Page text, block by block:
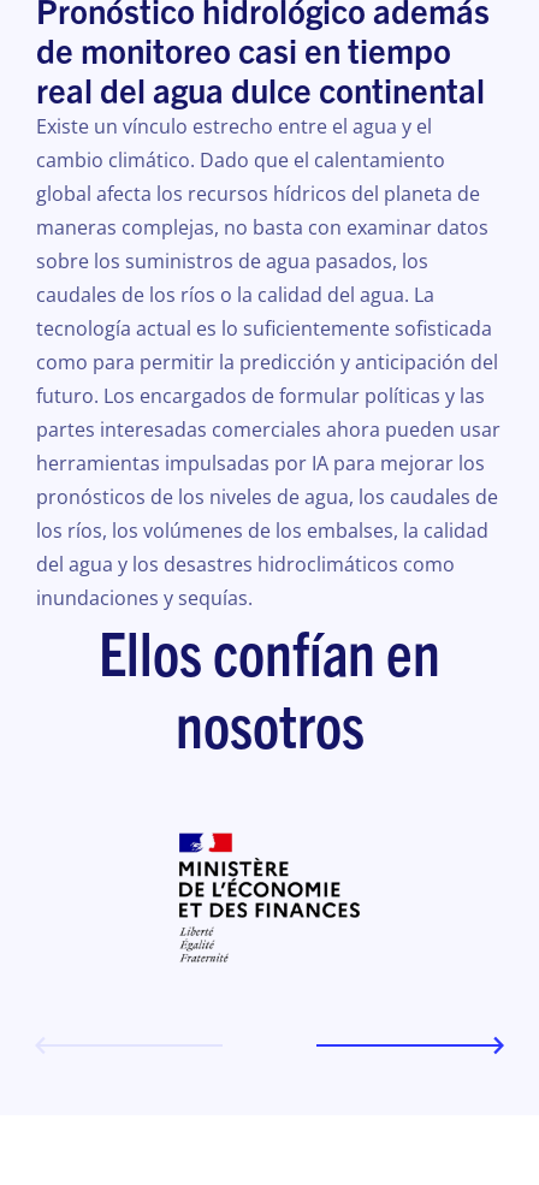
Pronóstico hidrológico además
de monitoreo casi en tiempo
real del agua dulce continental
Existe un vínculo estrecho entre el agua y el
cambio climático. Dado que el calentamiento
global afecta los recursos hídricos del planeta de
maneras complejas, no basta con examinar datos
sobre los suministros de agua pasados, los
caudales de los ríos o la calidad del agua. La
tecnología actual es lo suficientemente sofisticada
como para permitir la predicción y anticipación del
futuro. Los encargados de formular políticas y las
partes interesadas comerciales ahora pueden usar
herramientas impulsadas por IA para mejorar los
pronósticos de los niveles de agua, los caudales de
los ríos, los volúmenes de los embalses, la calidad
del agua y los desastres hidroclimáticos como
inundaciones y sequías.
Ellos confían en
nosotros